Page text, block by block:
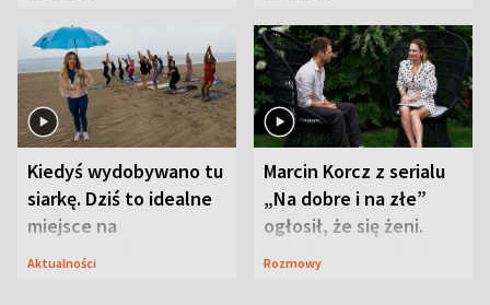
Kiedyś wydobywano tu
siarkę. Dziś to idealne
miejsce na
wypoczynek
Aktualności
Marcin Korcz z serialu
„Na dobre i na złe”
ogłosił, że się żeni.
Zdradził, co zmienił
Rozmowy